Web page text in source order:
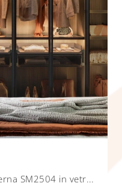
Ti presentiamo l'armadio Alterna SM2504 in vetro di Zalf! Un ricco catalogo di armadi a muro con ante a soffietto.